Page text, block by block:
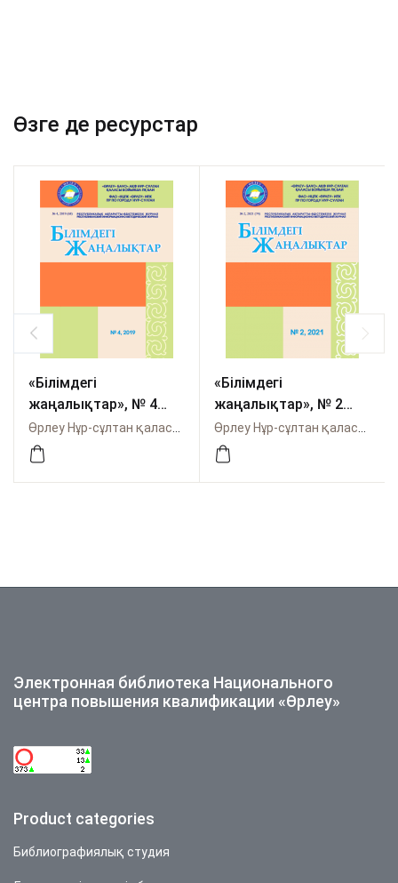
Өзге де ресурстар
«Білімдегі
жаңалықтар», № 4
(68) 2019
«Білімдегі
жаңалықтар», № 2
(74) 2021
Электронная библиотека Национального
центра повышения квалификации «Өрлеу»
Product categories
Библиографиялық студия